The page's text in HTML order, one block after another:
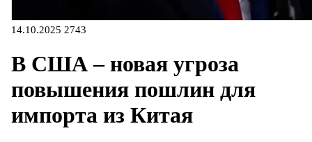
14.10.2025 2743
В США – новая угроза
повышения пошлин для
импорта из Китая